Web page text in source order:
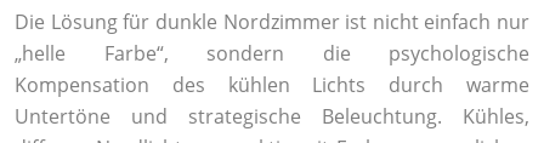
Die Lösung für dunkle Nordzimmer ist nicht einfach nur
„helle Farbe“, sondern die psychologische
Kompensation des kühlen Lichts durch warme
Untertöne und strategische Beleuchtung. Kühles,